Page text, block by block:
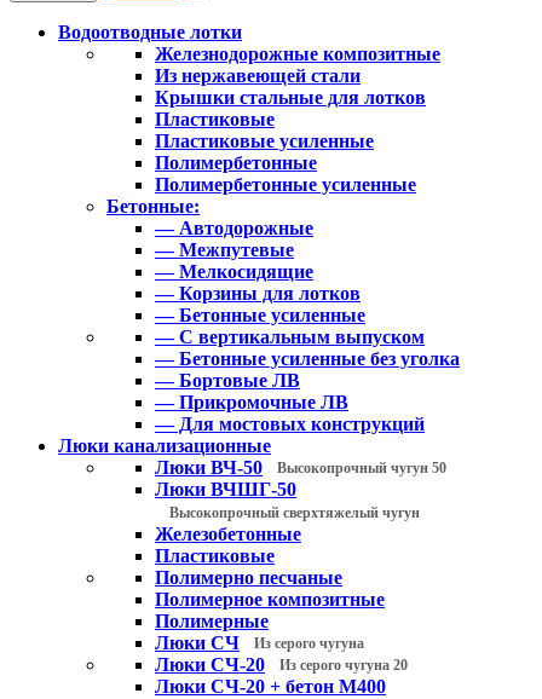
Водоотводные лотки
Железнодорожные композитные
Из нержавеющей стали
Крышки стальные для лотков
Пластиковые
Пластиковые усиленные
Полимербетонные
Полимербетонные усиленные
Бетонные:
— Автодорожные
— Межпутевые
— Мелкосидящие
— Корзины для лотков
— Бетонные усиленные
— С вертикальным выпуском
— Бетонные усиленные без уголка
— Бортовые ЛВ
— Прикромочные ЛВ
— Для мостовых конструкций
Люки канализационные
Люки ВЧ-50
Высокопрочный чугун 50
Люки ВЧШГ-50
Высокопрочный сверхтяжелый чугун
Железобетонные
Пластиковые
Полимерно песчаные
Полимерное композитные
Полимерные
Люки СЧ
Из серого чугуна
Люки СЧ-20 Из серого чугуна 20
Люки СЧ-20 + бетон М400